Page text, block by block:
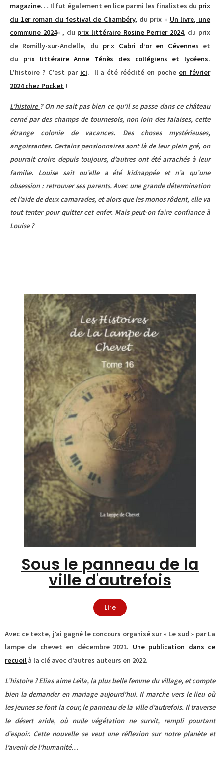
magazine… Il fut également en lice parmi les finalistes du prix
du 1er roman du festival de Chambéry, du prix « Un livre, une
commune 2024« , du prix littéraire Rosine Perrier 2024, du prix
de Romilly-sur-Andelle, du prix Cabri d’or en Cévennes et
du prix littéraire Anne Ténès des collégiens et lycéens.
L’histoire ? C’est par ici. Il a été réédité en poche en février
2024 chez Pocket !
L’histoire ? On ne sait pas bien ce qu’il se passe dans ce château
cerné par des champs de tournesols, non loin des falaises, cette
étrange colonie de vacances. Des choses mystérieuses,
angoissantes. Certains pensionnaires sont là de leur plein gré, on
pourrait croire depuis toujours, d’autres ont été arrachés à leur
famille. Louise sait qu’elle a été kidnappée et n’a qu’une
obsession : retrouver ses parents. Avec une grande détermination
et l’aide de deux camarades, et alors que les monos rôdent, elle va
tout tenter pour quitter cet enfer. Mais peut-on faire confiance à
Louise ?
Sous le panneau de la
ville d'autrefois
Lire
Avec ce texte, j’ai gagné le concours organisé sur « Le sud » par La
lampe de chevet en décembre 2021. Une publication dans ce
recueil à la clé avec d’autres auteurs en 2022.
L’histoire ?Elias aime Leïla, la plus belle femme du village, et compte
bien la demander en mariage aujourd’hui. Il marche vers le lieu où
les jeunes se font la cour, le panneau de la ville d’autrefois. Il traverse
le désert aride, où nulle végétation ne survit, rempli pourtant
d’espoir. Cette nouvelle se veut une réflexion sur notre planète et
l’avenir de l’humanité…